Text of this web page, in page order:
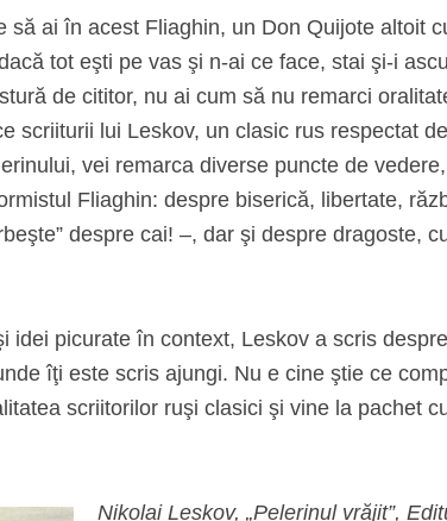
să ai în acest Fliaghin, un Don Quijote altoit
tot eşti pe vas şi n-ai ce face, stai şi-i
de cititor, nu ai cum să nu remarci
scriiturii lui Leskov, un clasic rus respectat
vei remarca diverse puncte de
Fliaghin: despre biserică, libertate,
despre cai! –, dar şi despre dragoste,
idei picurate în context, Leskov a scris
îţi este scris ajungi. Nu e cine ştie ce
scriitorilor ruşi clasici şi vine la pachet
Nikolai Leskov, „Pelerinul vrăjit”,